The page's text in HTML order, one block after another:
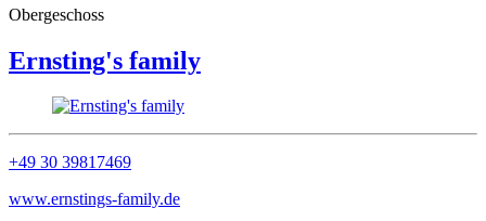
Obergeschoss
Ernsting's family
+49 30 39817469
www.ernstings-family.de